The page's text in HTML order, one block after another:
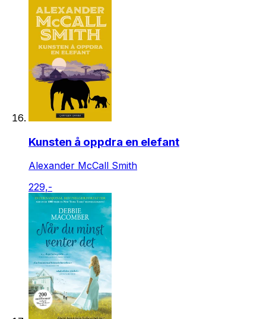
Kunsten å oppdra en elefant
Alexander McCall Smith
229,-